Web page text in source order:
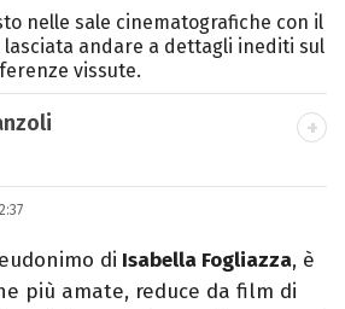
nelle sale cinematografiche con il
lasciata andare a dettagli inediti sul
vissute.
FACEBOOK SITO
editor e pubblicista
laureata in Lettere, Cinema e
libri all’attivo e ama la scrittura
di Isabella Fogliazza, è
più amate, reduce da film di